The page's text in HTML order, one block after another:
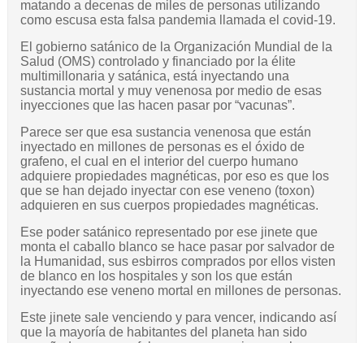
matando a decenas de miles de personas utilizando
como escusa esta falsa pandemia llamada el covid-19.
El gobierno satánico de la Organización Mundial de la
Salud (OMS) controlado y financiado por la élite
multimillonaria y satánica, está inyectando una
sustancia mortal y muy venenosa por medio de esas
inyecciones que las hacen pasar por “vacunas”.
Parece ser que esa sustancia venenosa que están
inyectado en millones de personas es el óxido de
grafeno, el cual en el interior del cuerpo humano
adquiere propiedades magnéticas, por eso es que los
que se han dejado inyectar con ese veneno (toxon)
adquieren en sus cuerpos propiedades magnéticas.
Ese poder satánico representado por ese jinete que
monta el caballo blanco se hace pasar por salvador de
la Humanidad, sus esbirros comprados por ellos visten
de blanco en los hospitales y son los que están
inyectando ese veneno mortal en millones de personas.
Este jinete sale venciendo y para vencer, indicando así
que la mayoría de habitantes del planeta han sido